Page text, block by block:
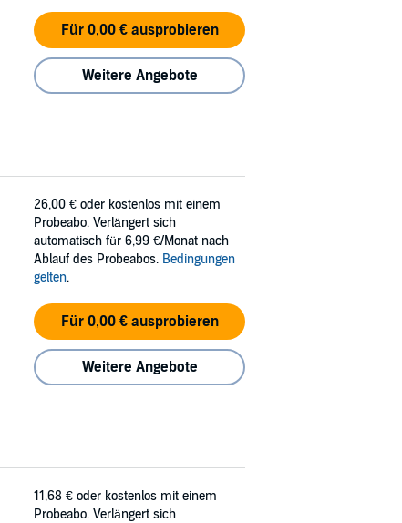
Für 0,00 € ausprobieren
Weitere Angebote
26,00 € oder kostenlos mit einem
Probeabo. Verlängert sich
automatisch für 6,99 €/Monat nach
Ablauf des Probeabos. Bedingungen
gelten.
Für 0,00 € ausprobieren
Weitere Angebote
11,68 € oder kostenlos mit einem
Probeabo. Verlängert sich